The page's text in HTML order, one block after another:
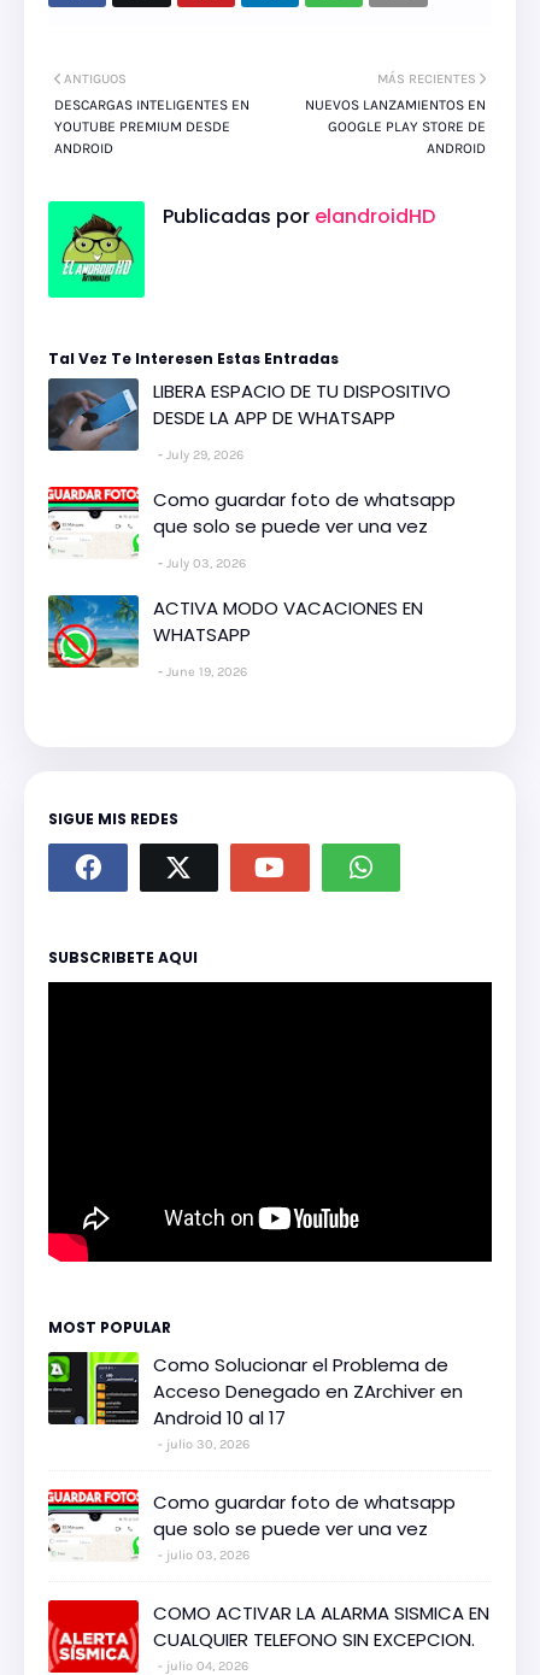
MÁS RECIENTES
NUEVOS LANZAMIENTOS EN
GOOGLE PLAY STORE DE
ANDROID
ANTIGUOS
DESCARGAS INTELIGENTES EN
YOUTUBE PREMIUM DESDE
ANDROID
Publicadas por elandroidHD
Tal Vez Te Interesen Estas Entradas
LIBERA ESPACIO DE TU DISPOSITIVO
DESDE LA APP DE WHATSAPP
July 29, 2026
Como guardar foto de whatsapp
que solo se puede ver una vez
July 03, 2026
ACTIVA MODO VACACIONES EN
WHATSAPP
June 19, 2026
SIGUE MIS REDES
SUBSCRIBETE AQUI
MOST POPULAR
Como Solucionar el Problema de
Acceso Denegado en ZArchiver en
Android 10 al 17
julio 30, 2026
Como guardar foto de whatsapp
que solo se puede ver una vez
julio 03, 2026
COMO ACTIVAR LA ALARMA SISMICA EN
CUALQUIER TELEFONO SIN EXCEPCION.
julio 04, 2026